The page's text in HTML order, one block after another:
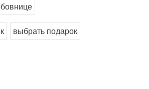
выбрать подарок